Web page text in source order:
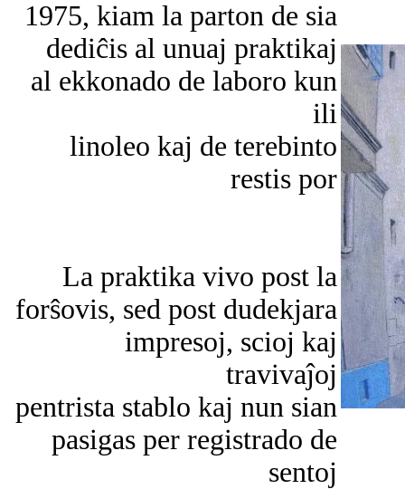
1975, kiam la parton de sia
dediĉis al unuaj praktikaj
al ekkonado de laboro kun
ili
linoleo kaj de terebinto
restis por
La praktika vivo post la
forŝovis, sed post dudekjara
impresoj, scioj kaj
travivaĵoj
pentrista stablo kaj nun sian
pasigas per registrado de
sentoj